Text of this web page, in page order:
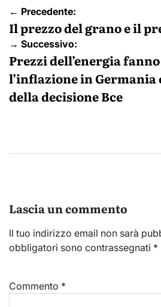
Navigazione
articoli
← Precedente:
Il prezzo del grano e il
→ Successivo:
Prezzi dell’energia
l’inflazione in Germania
della decisione Bce
Lascia un commento
Il tuo indirizzo email non sarà
obbligatori sono contrassegnati *
Commento *